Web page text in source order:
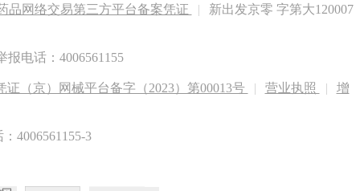
品网络交易第三方平台备案凭证 |
新出发京零 字第大120007
报电话：4006561155
证（京）网械平台备字（2023）第00013号 | 营业执照 |
增
4006561155-3